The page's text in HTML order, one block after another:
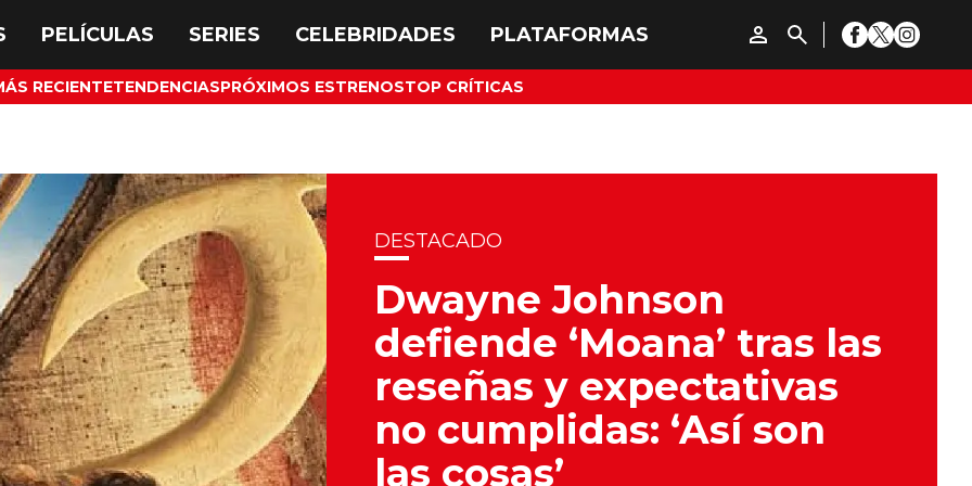
RECIENTETENDENCIASPRÓXIMOS ESTRENOSTOP CRÍTICAS
DESTACADO
Dwayne Johnson
defiende ‘Moana’ tras las
reseñas y expectativas
no cumplidas: ‘Así son
las cosas’